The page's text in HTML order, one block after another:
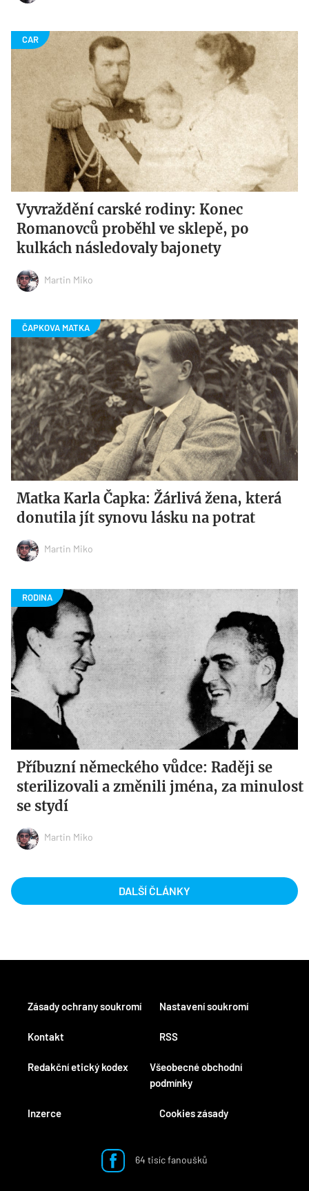
Vyvraždění carské rodiny: Konec
Romanovců proběhl ve sklepě, po
kulkách následovaly bajonety
Martin Miko
Matka Karla Čapka: Žárlivá žena, která
donutila jít synovu lásku na potrat
Martin Miko
Příbuzní německého vůdce: Raději se
sterilizovali a změnili jména, za minulost
se stydí
Martin Miko
DALŠÍ ČLÁNKY
Kontakt
Redakční etický kodex
Inzerce
RSS
Všeobecné obchodní
podmínky
Cookies zásady
Zásady ochrany soukromí Nastavení soukromí
64 tisíc fanoušků